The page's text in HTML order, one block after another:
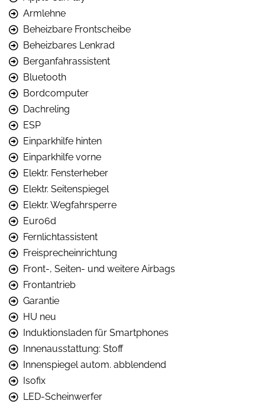
Armlehne
Beheizbare Frontscheibe
Beheizbares Lenkrad
Berganfahrassistent
Bluetooth
Bordcomputer
Dachreling
ESP
Einparkhilfe hinten
Einparkhilfe vorne
Elektr. Fensterheber
Elektr. Seitenspiegel
Elektr. Wegfahrsperre
Euro6d
Fernlichtassistent
Freisprecheinrichtung
Front-, Seiten- und weitere Airbags
Frontantrieb
Garantie
HU neu
Induktionsladen für Smartphones
Innenausstattung: Stoff
Innenspiegel autom. abblendend
Isofix
LED-Scheinwerfer